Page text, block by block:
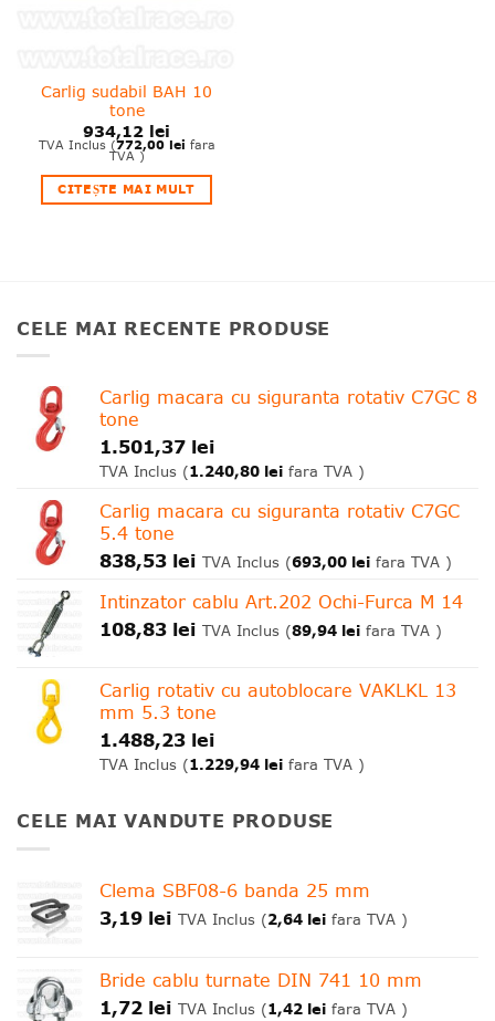
Carlig sudabil BAH 10
tone
934,12 lei
TVA Inclus (772,00 lei fara
TVA )
CITEȘTE MAI MULT
CELE MAI RECENTE PRODUSE
Carlig macara cu siguranta rotativ C7GC 8
tone
1.501,37 lei
TVA Inclus (1.240,80 lei fara TVA )
Carlig macara cu siguranta rotativ C7GC
5.4 tone
838,53 lei TVA Inclus (693,00 lei fara TVA )
Intinzator cablu Art.202 Ochi-Furca M 14
108,83 lei TVA Inclus (89,94 lei fara TVA )
Carlig rotativ cu autoblocare VAKLKL 13
mm 5.3 tone
1.488,23 lei
TVA Inclus (1.229,94 lei fara TVA )
CELE MAI VANDUTE PRODUSE
Clema SBF08-6 banda 25 mm
3,19 lei TVA Inclus (2,64 lei fara TVA )
Bride cablu turnate DIN 741 10 mm
1,72 lei TVA Inclus (1,42 lei fara TVA )